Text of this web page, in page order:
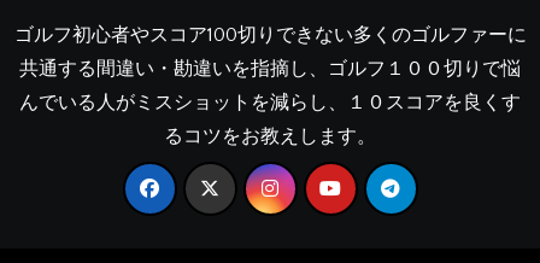
ゴルフ初心者やスコア100切りできない多くのゴルファーに
共通する間違い・勘違いを指摘し、ゴルフ１００切りで悩
んでいる人がミスショットを減らし、１０スコアを良くす
るコツをお教えします。